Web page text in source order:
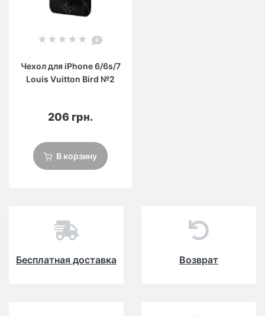
0
Чехол для iPhone 6/6s/7
Louis Vuitton Bird №2
206 грн.
В корзину
Бесплатная доставка Возврат